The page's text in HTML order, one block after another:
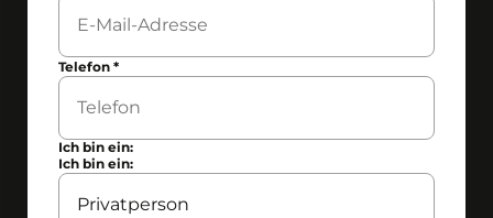
Telefon*
Ich bin ein:
Ich bin ein: